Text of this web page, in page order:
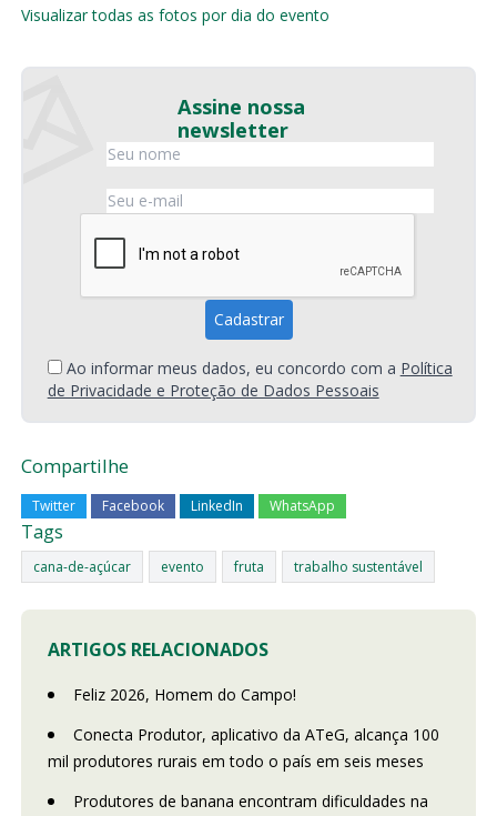
Visualizar todas as fotos por dia do evento
Assine nossa
newsletter
Ao informar meus dados, eu concordo com a Política
de Privacidade e Proteção de Dados Pessoais
Compartilhe
Twitter Facebook LinkedIn WhatsApp
Tags
cana-de-açúcar evento fruta trabalho sustentável
ARTIGOS RELACIONADOS
Feliz 2026, Homem do Campo!
Conecta Produtor, aplicativo da ATeG, alcança 100
mil produtores rurais em todo o país em seis meses
Produtores de banana encontram dificuldades na